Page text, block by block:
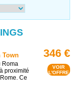
Town
Roma
proximité
Ce
346 €
VOIR
L'OFFRE